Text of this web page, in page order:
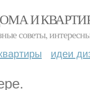
И
советы,
идеи